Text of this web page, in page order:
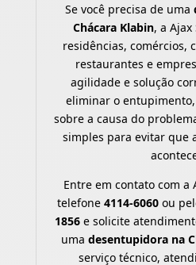
Se você precisa de uma
Chácara Klabin, a Ajax
residências, comércios,
restaurantes e
agilidade e solução
eliminar o
sobre a causa do
simples para evitar que
Entre em contato com a
telefone 4114-6060ou
1856e solicite
uma desentupidora na
serviço técnico,